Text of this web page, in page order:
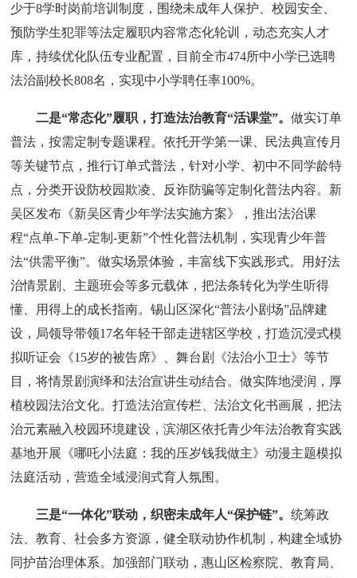
少于8学时岗前培训制度，围绕未成年人保护、校园安全、
预防学生犯罪等法定履职内容常态化轮训，动态充实人才
库，持续优化队伍专业配置，目前全市474所中小学已选聘
法治副校长808名，实现中小学聘任率100%。
二是“常态化”履职，打造法治教育“活课堂”。 做实订单
普法，按需定制专题课程。依托开学第一课、民法典宣传月
等关键节点，推行订单式普法，针对小学、初中不同学龄特
点，分类开设防校园欺凌、反诈防骗等定制化普法内容。新
吴区发布《新吴区青少年学法实施方案》，推出法治课
程“点单-下单-定制-更新”个性化普法机制，实现青少年普
法“供需平衡”。做实场景体验，丰富线下实践形式。用好法
治情景剧、主题班会等多元载体，把法条转化为学生听得
懂、用得上的成长指南。锡山区深化“普法小剧场”品牌建
设，局领导带领17名年轻干部走进辖区学校，打造沉浸式模
拟听证会《15岁的被告席》、舞台剧《法治小卫士》等节
目，将情景剧演绎和法治宣讲生动结合。做实阵地浸润，厚
植校园法治文化。打造法治宣传栏、法治文化书画展，把法
治元素融入校园环境建设，滨湖区依托青少年法治教育实践
基地开展《哪吒小法庭：我的压岁钱我做主》动漫主题模拟
法庭活动，营造全域浸润式育人氛围。
三是“一体化”联动，织密未成年人“保护链”。 统筹政
法、教育、社会多方资源，健全联动协作机制，构建全域协
同护苗治理体系。加强部门联动，惠山区检察院、教育局、